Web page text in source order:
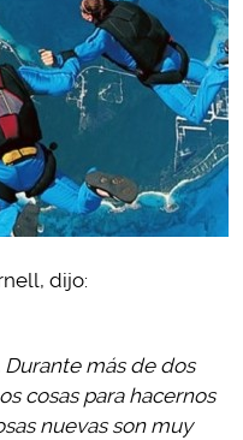
dijo:
más de dos
cosas para hacernos
nuevas son muy